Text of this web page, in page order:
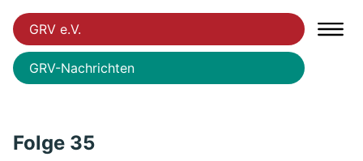
GRV e.V.
GRV-Nachrichten
Folge 35